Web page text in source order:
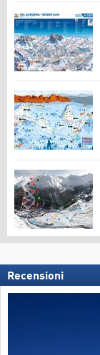
Recensioni